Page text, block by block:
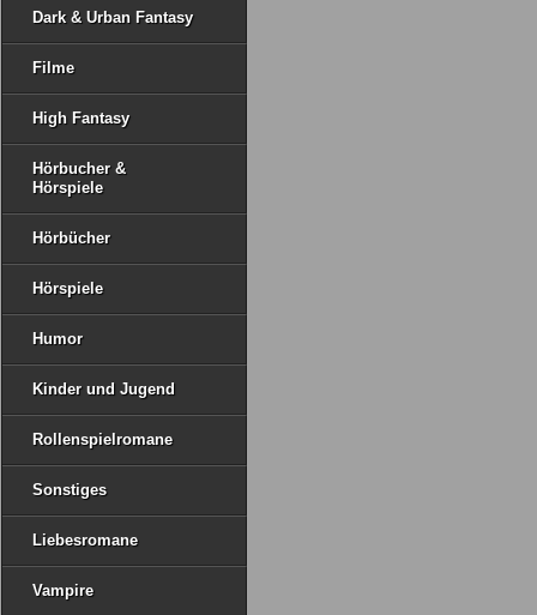
Dark & Urban Fantasy
Filme
High Fantasy
Hörbucher &
Hörspiele
Hörbücher
Hörspiele
Humor
Kinder und Jugend
Rollenspielromane
Sonstiges
Liebesromane
Vampire